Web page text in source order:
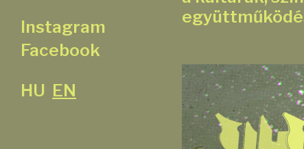
Instagram
Facebook
HU EN